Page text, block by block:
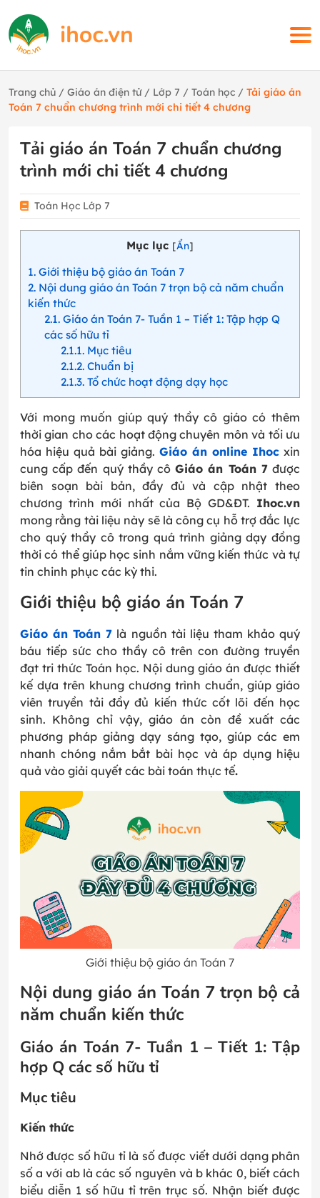
Trang chủ / Giáo án điện tử / Lớp 7 / Toán học / Tải giáo án
Toán 7 chuẩn chương trình mới chi tiết 4 chương
Tải giáo án Toán 7 chuẩn chương
trình mới chi tiết 4 chương
Toán Học Lớp 7
Mục lục [Ẩn]
1 Giới thiệu bộ giáo án Toán 7
2 Nội dung giáo án Toán 7 trọn bộ cả năm chuẩn
kiến thức
2.1Giáo án Toán 7- Tuần 1 – Tiết 1: Tập hợp Q
các số hữu tỉ
2.1.1Mục tiêu
2.1.2Chuẩn bị
2.1.3Tổ chức hoạt động dạy học
Với mong muốn giúp quý thầy cô giáo có thêm
thời gian cho các hoạt động chuyên môn và tối ưu
hóa hiệu quả bài giảng. Giáo án online Ihoc xin
cung cấp đến quý thầy côGiáo án Toán 7được
biên soạn bài bản, đầy đủ và cập nhật theo
chương trình mới nhất của Bộ GD&ĐT. Ihoc.vn
mong rằng tài liệu này sẽ là công cụ hỗ trợ đắc lực
cho quý thầy cô trong quá trình giảng dạy đồng
thời có thể giúp học sinh nắm vững kiến thức và tự
tin chinh phục các kỳ thi.
Giới thiệu bộ giáo án Toán 7
Giáo án Toán 7 là nguồn tài liệu tham khảo quý
báu tiếp sức cho thầy cô trên con đường truyền
đạt tri thức Toán học. Nội dung giáo án được thiết
kế dựa trên khung chương trình chuẩn, giúp giáo
viên truyền tải đầy đủ kiến thức cốt lõi đến học
sinh. Không chỉ vậy, giáo án còn đề xuất các
phương pháp giảng dạy sáng tạo, giúp các em
nhanh chóng nắm bắt bài học và áp dụng hiệu
quả vào giải quyết các bài toán thực tế.
Giới thiệu bộ giáo án Toán 7
Nội dung giáo án Toán 7 trọn bộ cả
năm chuẩn kiến thức
Giáo án Toán 7- Tuần 1 – Tiết 1: Tập
hợp Q các số hữu tỉ
Mục tiêu
Kiến thức
Nhớ được số hữu tỉ là số được viết dưới dạng phân
số a với ablà các số nguyên và b khác 0, biết cách
biểu diễn 1 số hữu tỉ trên trục số. Nhận biết được